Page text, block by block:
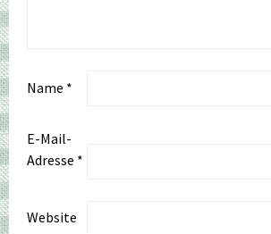
Name *
E-Mail-
Adresse *
Website